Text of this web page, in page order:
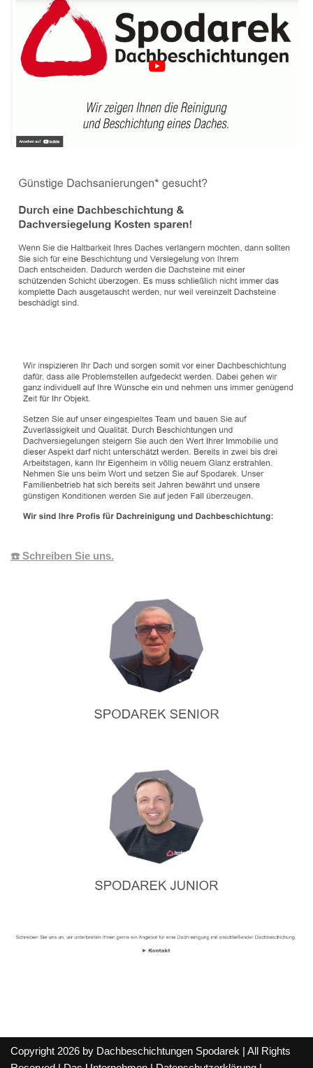
☎️ Schreiben Sie uns.
Copyright 2026 by Dachbeschichtungen Spodarek | All Rights